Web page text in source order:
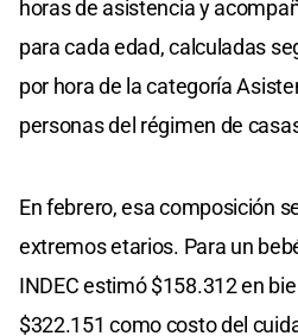
horas de asistencia y
para cada edad, calculadas
por hora de la categoría
personas del régimen de
En febrero, esa composición
extremos etarios. Para un
INDEC estimó $158.312 en
$322.151 como costo del